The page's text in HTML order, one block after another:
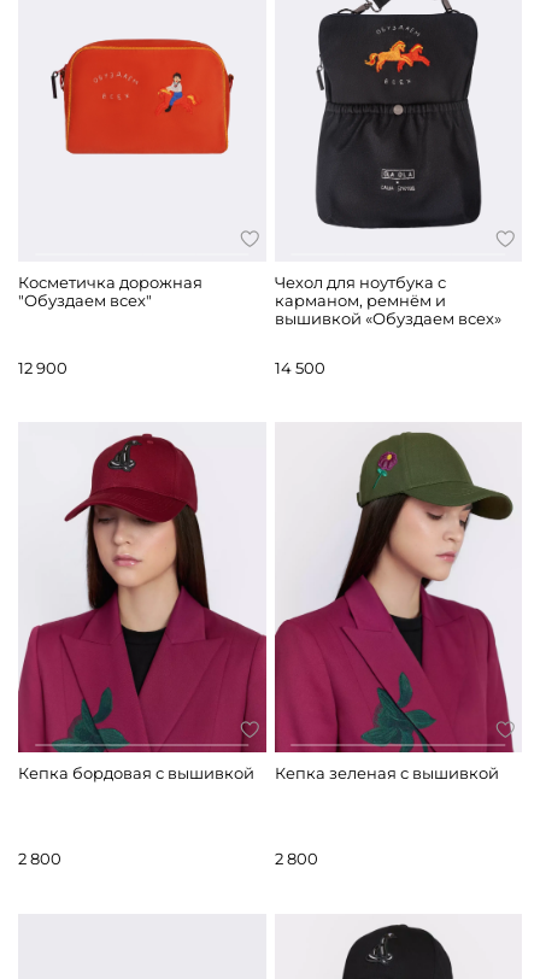
Косметичка дорожная
"Обуздаем всех"
12 900
Чехол для ноутбука с
карманом, ремнём и
вышивкой «Обуздаем всех»
14 500
Кепка бордовая с вышивкой
2 800
Кепка зеленая с вышивкой
2 800